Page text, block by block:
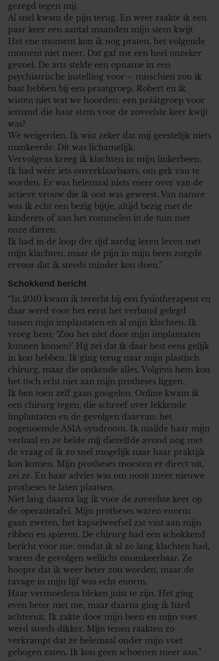
gezegd tegen mij.
Al snel kwam de pijn terug. En weer raakte ik een
paar keer een aantal maanden mijn stem kwijt.
Het ene moment kon ik nog praten, het volgende
moment niet meer. Dat gaf me een heel onzeker
gevoel. De arts stelde een opname in een
psychiatrische instelling voor – misschien zou ik
baat hebben bij een praatgroep. Robert en ik
wisten niet wat we hoorden: een práátgroep voor
iemand die haar stem voor de zoveelste keer kwijt
was?
We weigerden. Ik wist zeker dat mij geestelijk niets
mankeerde. Dit was lichamelijk.
Vervolgens kreeg ik klachten in mijn linkerbeen.
Ik had wéér iets onverklaarbaars, om gek van te
worden. Er was helemaal niets meer over van de
actieve vrouw die ik ooit was geweest. Van nature
was ik echt een bezig bijtje, altijd bezig met de
kinderen of aan het rommelen in de tuin met
onze dieren.
Ik had in de loop der tijd aardig leren leven met
mijn klachten, maar de pijn in mijn been zorgde
ervoor dat ik steeds minder kon doen.”
Schokkend bericht
“In 2010 kwam ik terecht bij een fysiotherapeut en
daar werd voor het eerst het verband gelegd
tussen mijn implantaten en al mijn klachten. Ik
vroeg hem: ‘Zou het niet door mijn implantaten
kunnen komen?’ Hij zei dat ik daar best eens gelijk
in kon hebben. Ik ging terug naar mijn plastisch
chirurg, maar die ontkende alles. Volgens hem kon
het toch echt niet aan mijn protheses liggen.
Ik ben toen zelf gaan googelen. Online kwam ik
een chirurg tegen, die schreef over lekkende
implantaten en de gevolgen daarvan: het
zogenoemde ASIA-syndroom. Ik mailde haar mijn
verhaal en ze belde mij diezelfde avond nog met
de vraag of ik zo snel mogelijk naar haar praktijk
kon komen. Mijn protheses moesten er direct uit,
zei ze. En haar advies was om nooit meer nieuwe
protheses te laten plaatsen.
Niet lang daarna lag ik voor de zoveelste keer op
de operatietafel. Mijn protheses waren enorm
gaan zweten, het kapselweefsel zat vast aan mijn
ribben en spieren. De chirurg had een schokkend
bericht voor me: omdat ik al zo lang klachten had,
waren de gevolgen wellicht onomkeerbaar. Ze
hoopte dat ik weer beter zou worden, maar de
ravage in mijn lijf was echt enorm.
Haar vermoedens bleken juist te zijn. Het ging
even beter met me, maar daarna ging ik hard
achteruit. Ik zakte door mijn been en mijn voet
werd steeds dikker. Mijn tenen raakten zo
verkrampt dat ze helemaal onder mijn voet
gebogen zaten. Ik kon geen schoenen meer aan.”